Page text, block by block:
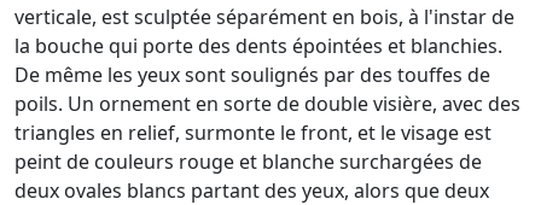
verticale, est sculptée séparément en bois, à l'instar de
la bouche qui porte des dents épointées et blanchies.
De même les yeux sont soulignés par des touffes de
poils. Un ornement en sorte de double visière, avec des
triangles en relief, surmonte le front, et le visage est
peint de couleurs rouge et blanche surchargées de
deux ovales blancs partant des yeux, alors que deux